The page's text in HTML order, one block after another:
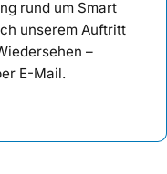
rund um Smart
unserem Auftritt
–
E-Mail.